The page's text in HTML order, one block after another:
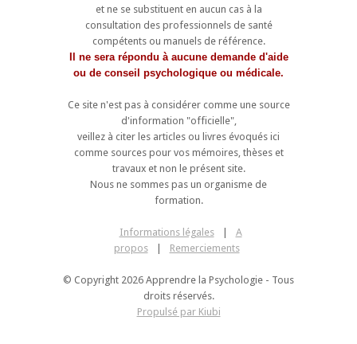
et ne se substituent en aucun cas à la
consultation des professionnels de santé
compétents ou manuels de référence.
Il ne sera répondu à aucune demande d'aide
ou de conseil psychologique ou médicale.
Ce site n'est pas à considérer comme une source
d'information "officielle",
veillez à citer les articles ou livres évoqués ici
comme sources pour vos mémoires, thèses et
travaux et non le présent site.
Nous ne sommes pas un organisme de
formation.
Informations légales
A
propos
Remerciements
© Copyright 2026 Apprendre la Psychologie - Tous
droits réservés.
Propulsé par Kiubi